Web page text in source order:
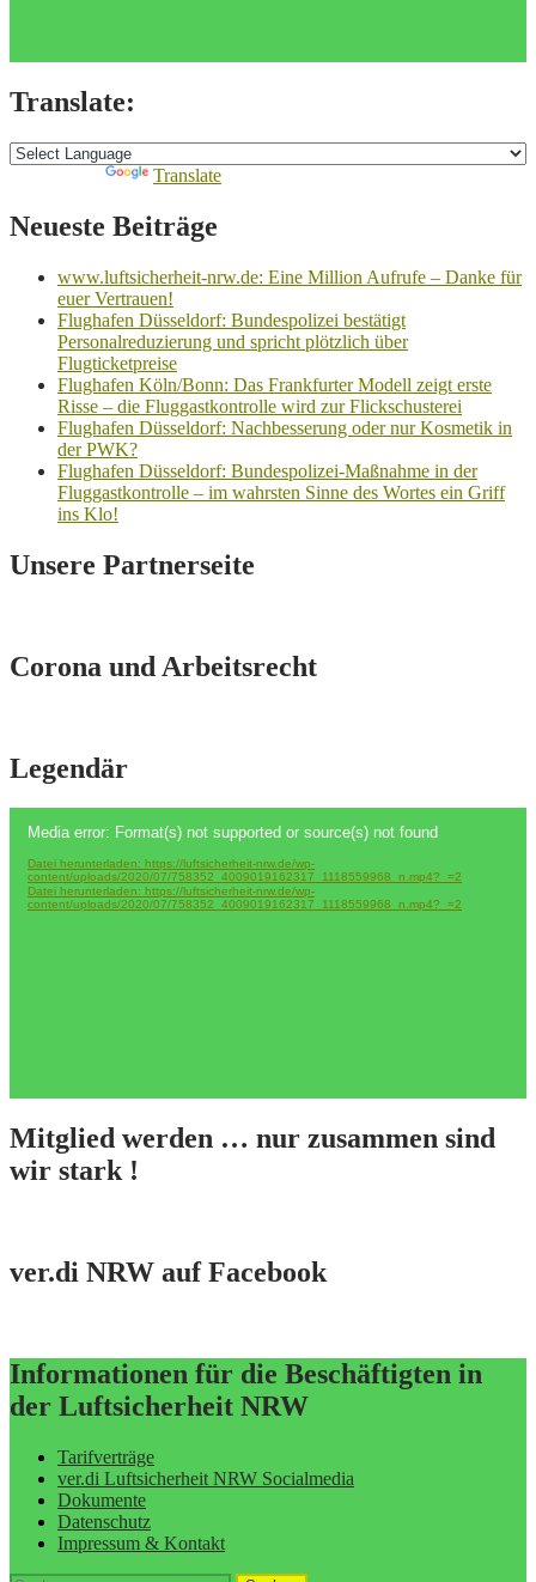
Translate:
Translate
Neueste Beiträge
www.luftsicherheit-nrw.de: Eine Million Aufrufe – Danke für
euer Vertrauen!
Flughafen Düsseldorf: Bundespolizei bestätigt
Personalreduzierung und spricht plötzlich über
Flugticketpreise
Flughafen Köln/Bonn: Das Frankfurter Modell zeigt erste
Risse – die Fluggastkontrolle wird zur Flickschusterei
Flughafen Düsseldorf: Nachbesserung oder nur Kosmetik in
der PWK?
Flughafen Düsseldorf: Bundespolizei-Maßnahme in der
Fluggastkontrolle – im wahrsten Sinne des Wortes ein Griff
ins Klo!
Unsere Partnerseite
Corona und Arbeitsrecht
Legendär
Player
Media error: Format(s) not supported or source(s) not found
Datei herunterladen: https://luftsicherheit-nrw.de/wp-
content/uploads/2020/07/758352_4009019162317_1118559968_n.mp4?_=2
Datei herunterladen: https://luftsicherheit-nrw.de/wp-
content/uploads/2020/07/758352_4009019162317_1118559968_n.mp4?_=2
Mitglied werden … nur zusammen sind
wir stark !
ver.di NRW auf Facebook
Informationen für die Beschäftigten in
der Luftsicherheit NRW
Tarifverträge
ver.di Luftsicherheit NRW Socialmedia
Dokumente
Datenschutz
Impressum & Kontakt